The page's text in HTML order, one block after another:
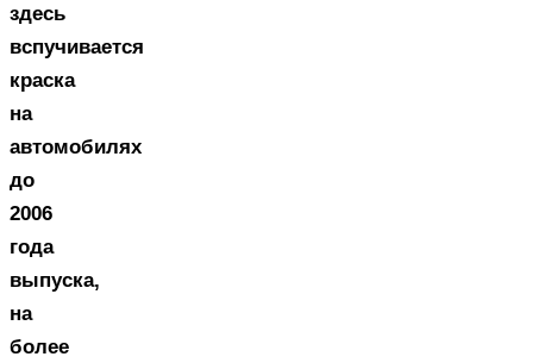
здесь
вспучивается
краска
на
автомобилях
до
2006
года
выпуска,
на
более